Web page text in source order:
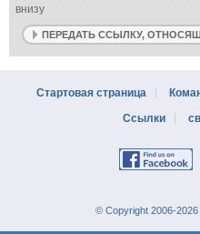
внизу
ПЕРЕДАТЬ ССЫЛКУ,
Стартовая страница
Ссылки
© Copyright 2006-2026